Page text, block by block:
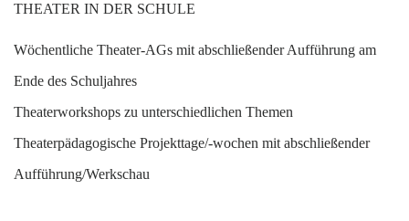
THEATER IN DER SCHULE
Wöchentliche Theater-AGs mit abschließender Aufführung am
Ende des Schuljahres
Theaterworkshops zu unterschiedlichen Themen
Theaterpädagogische Projekttage/-wochen mit abschließender
Aufführung/Werkschau